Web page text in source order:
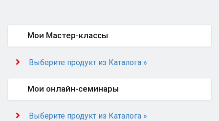
Мои Мастер-классы
Выберите продукт из Каталога »
Мои онлайн-семинары
Выберите продукт из Каталога »